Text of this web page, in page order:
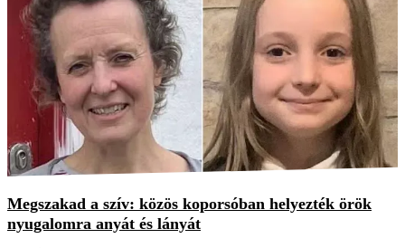
Megszakad a szív: közös koporsóban helyezték örök
nyugalomra anyát és lányát